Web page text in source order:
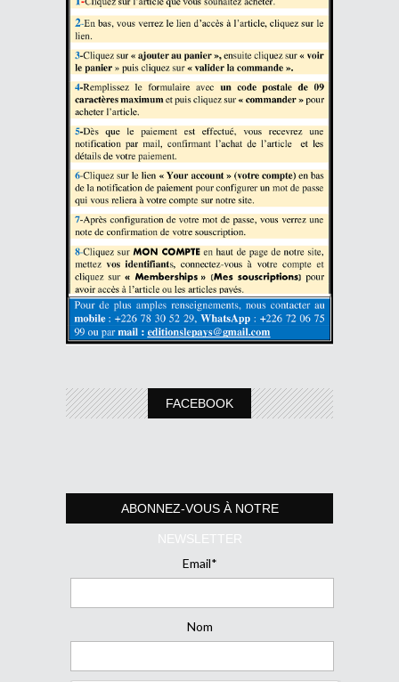
FACEBOOK
ABONNEZ-VOUS À NOTRE
NEWSLETTER
Email*
Nom